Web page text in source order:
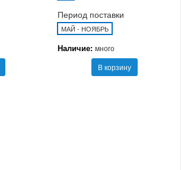
Период поставки
МАЙ - НОЯБРЬ
Наличие: много
В корзину